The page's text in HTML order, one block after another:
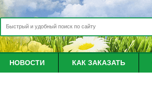
НОВОСТИ КАК ЗАКАЗАТЬ